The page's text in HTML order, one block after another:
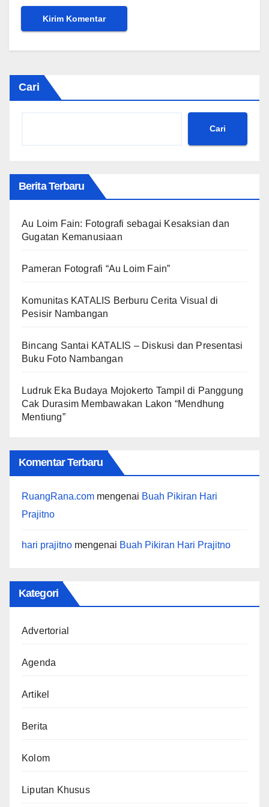
Cari
Cari
Berita Terbaru
Au Loim Fain: Fotografi sebagai Kesaksian dan
Gugatan Kemanusiaan
Pameran Fotografi “Au Loim Fain”
Komunitas KATALIS Berburu Cerita Visual di
Pesisir Nambangan
Bincang Santai KATALIS – Diskusi dan Presentasi
Buku Foto Nambangan
Ludruk Eka Budaya Mojokerto Tampil di Panggung
Cak Durasim Membawakan Lakon “Mendhung
Mentiung”
Komentar Terbaru
RuangRana.com mengenai Buah Pikiran Hari
Prajitno
hari prajitno mengenai Buah Pikiran Hari Prajitno
Kategori
Advertorial
Agenda
Artikel
Berita
Kolom
Liputan Khusus